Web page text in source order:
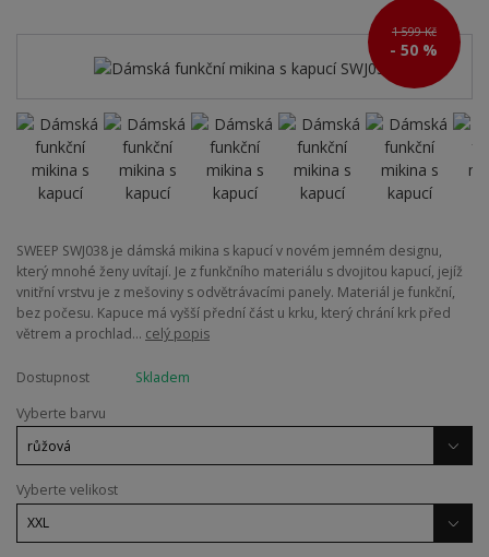
1 599 Kč
- 50 %
SWEEP SWJ038 je dámská mikina s kapucí v novém jemném designu,
který mnohé ženy uvítají. Je z funkčního materiálu s dvojitou kapucí, jejíž
vnitřní vrstvu je z mešoviny s odvětrávacími panely. Materiál je funkční,
bez počesu. Kapuce má vyšší přední část u krku, který chrání krk před
větrem a prochlad... celý popis
Dostupnost
Skladem
Vyberte barvu
Vyberte velikost